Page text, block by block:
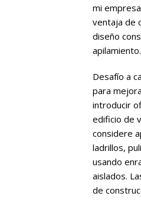
mi
ventaja de
diseño
apilamiento.
Desafío a
para
introducir
edificio de
considere
ladrillos,
usando
aislados.
de